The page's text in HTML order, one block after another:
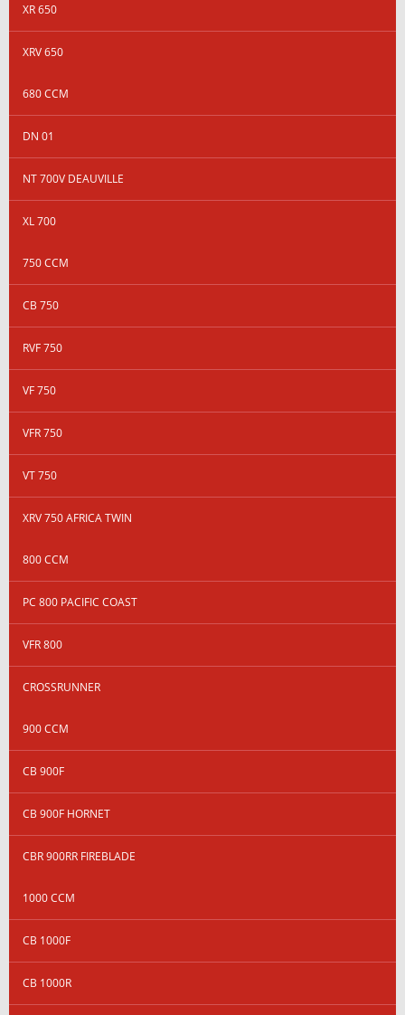
XR 650
XRV 650
680 CCM
DN 01
NT 700V DEAUVILLE
XL 700
750 CCM
CB 750
RVF 750
VF 750
VFR 750
VT 750
XRV 750 AFRICA TWIN
800 CCM
PC 800 PACIFIC COAST
VFR 800
CROSSRUNNER
900 CCM
CB 900F
CB 900F HORNET
CBR 900RR FIREBLADE
1000 CCM
CB 1000F
CB 1000R